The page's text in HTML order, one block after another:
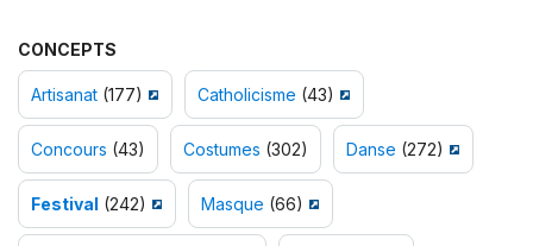
CONCEPTS
Artisanat (177) Catholicisme (43)
Concours (43) Costumes (302) Danse (272)
Festival (242) Masque (66)